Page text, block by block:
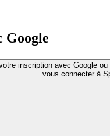
Google
inscription avec Google
vous connecter à